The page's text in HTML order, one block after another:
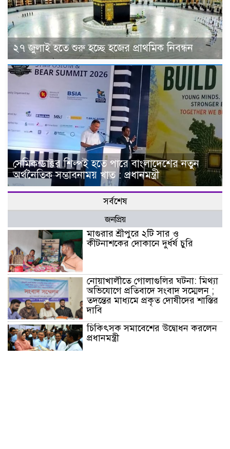
২৭ জুলাই হতে শুরু হচ্ছে হজের প্রাথমিক নিবন্ধন
সেমিকন্ডাক্টর শিল্পই হতে পারে বাংলাদেশের নতুন
অর্থনৈতিক সম্ভাবনাময় খাত : প্রধানমন্ত্রী
সর্বশেষ
জনপ্রিয়
মাগুরার শ্রীপুরে ২টি সার ও
কীটনাশকের দোকানে দুর্ধর্ষ চুরি
নোয়াখালীতে গোলাগুলির ঘটনা: মিথ্যা
অভিযোগে প্রতিবাদে সংবাদ সম্মেলন ;
তদন্তের মাধ্যমে প্রকৃত দোষীদের শাস্তির
দাবি
চিকিৎসক সমাবেশের উদ্বোধন করলেন
প্রধানমন্ত্রী